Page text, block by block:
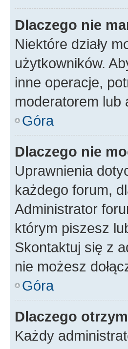
Dlaczego nie
Niektóre działy
użytkowników.
inne operacje,
moderatorem lub
Góra
Dlaczego nie
Uprawnienia
każdego forum,
Administrator
którym piszesz
Skontaktuj się z
nie możesz
Góra
Dlaczego
Każdy